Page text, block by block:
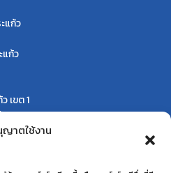
ญาตใช้งาน
แก้ว
ก้ว
เขต 1
เขต 2